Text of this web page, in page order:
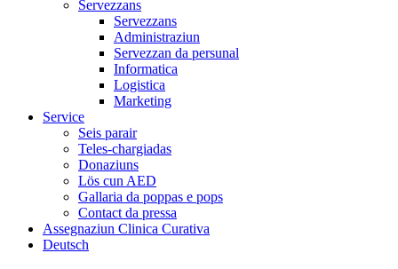
Servezzans
Servezzans
Administraziun
Servezzan da persunal
Informatica
Logistica
Marketing
Service
Seis parair
Teles-chargiadas
Donaziuns
Lös cun AED
Gallaria da poppas e pops
Contact da pressa
Assegnaziun Clinica Curativa
Deutsch